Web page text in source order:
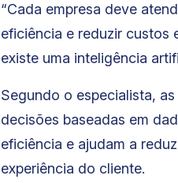
“Cada empresa deve
eficiência e reduzir custos
existe uma inteligência
Segundo o especialista,
decisões baseadas em
eficiência e ajudam a
experiência do cliente.